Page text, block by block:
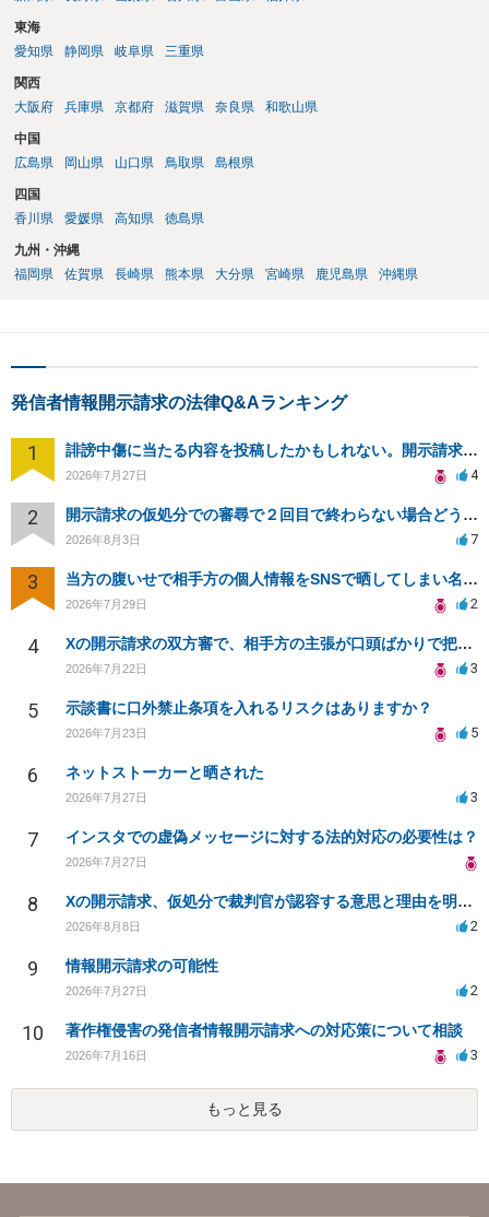
東海
愛知県
静岡県 岐阜県 三重県
関西
大阪府
兵庫県 京都府 滋賀県 奈良県 和歌山県
中国
広島県
岡山県 山口県 鳥取県 島根県
四国
香川県
愛媛県 高知県 徳島県
九州・沖縄
福岡県
佐賀県 長崎県 熊本県 大分県 宮崎県 鹿児島県 沖縄県
発信者情報開示請求の法律Q&Aランキング
1 誹謗中傷に当たる内容を投稿したかもしれない。開示請求や民事刑事裁判に発展しうるのか教えて欲しい。
2026年7月27日 4
2 開示請求の仮処分での審尋で２回目で終わらない場合どうしたらいいですか
2026年8月3日 7
3 当方の腹いせで相手方の個人情報をSNSで晒してしまい名誉毀損させてしまったかもしれない
2026年7月29日 2
4 Xの開示請求の双方審で、相手方の主張が口頭ばかりで把握しきれません
2026年7月22日 3
5 示談書に口外禁止条項を入れるリスクはありますか？
2026年7月23日 5
6 ネットストーカーと晒された
2026年7月27日 3
7 インスタでの虚偽メッセージに対する法的対応の必要性は？
2026年7月27日
8 Xの開示請求、仮処分で裁判官が認容する意思と理由を明確化しても、相手側は争って引き延ばしますか
2026年8月8日 2
9 情報開示請求の可能性
2026年7月27日 2
10 著作権侵害の発信者情報開示請求への対応策について相談
2026年7月16日 3
もっと見る